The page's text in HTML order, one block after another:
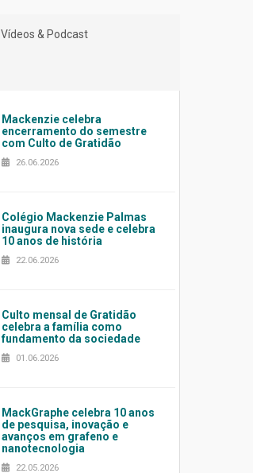
Vídeos & Podcast
Mackenzie celebra
encerramento do semestre
com Culto de Gratidão
26.06.2026
Colégio Mackenzie Palmas
inaugura nova sede e celebra
10 anos de história
22.06.2026
Culto mensal de Gratidão
celebra a família como
fundamento da sociedade
01.06.2026
MackGraphe celebra 10 anos
de pesquisa, inovação e
avanços em grafeno e
nanotecnologia
22.05.2026